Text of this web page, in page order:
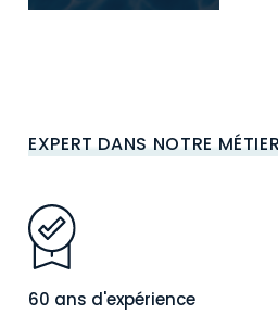
EXPERT DANS NOTRE
Image
60 ans d'expérience